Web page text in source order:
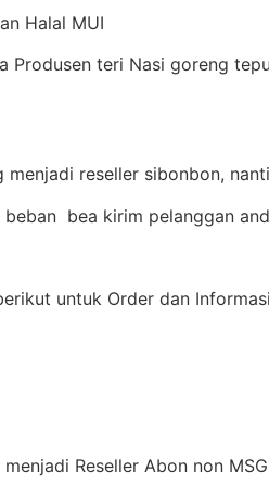
Halal MUI
Produsen teri Nasi goreng
menjadi reseller sibonbon,
bea kirim pelanggan
untuk Order dan Informasi
Reseller Abon non